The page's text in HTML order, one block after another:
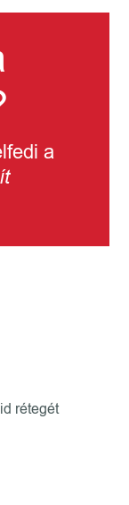
a
rétegét